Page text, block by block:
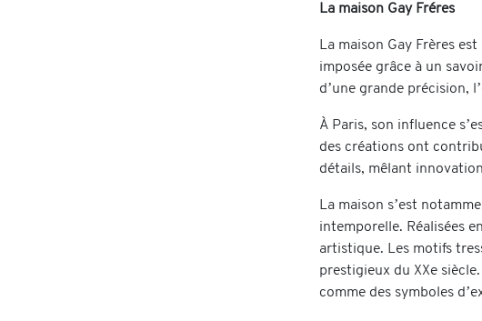
La maison Gay Fréres
La maison Gay Frères
imposée grâce à un
d’une grande précision,
À Paris, son influence
des créations ont
détails, mêlant
La maison s’est
intemporelle. Réalisées
artistique. Les motifs
prestigieux du XXe
comme des symboles